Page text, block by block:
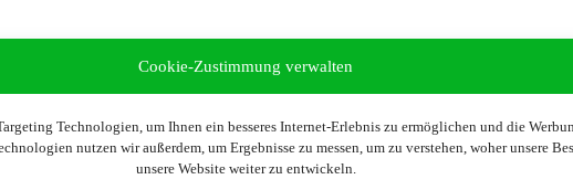
Cookie-Zustimmung verwalten
Technologien, um Ihnen ein besseres Internet-Erlebnis zu ermöglichen und die
nutzen wir außerdem, um Ergebnisse zu messen, um zu verstehen, woher unsere
unsere Website weiter zu entwickeln.
Wir brauchen Ihre Einwilligung
aktivieren Sie bitte die Cookies. Es werden ggf. personenbezogene